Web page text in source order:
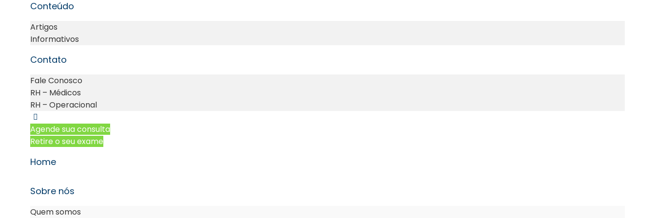
Conteúdo
Artigos
Informativos
Contato
Fale Conosco
RH – Médicos
RH – Operacional
Agende sua consulta
Retire o seu exame
Home
Sobre nós
Quem somos